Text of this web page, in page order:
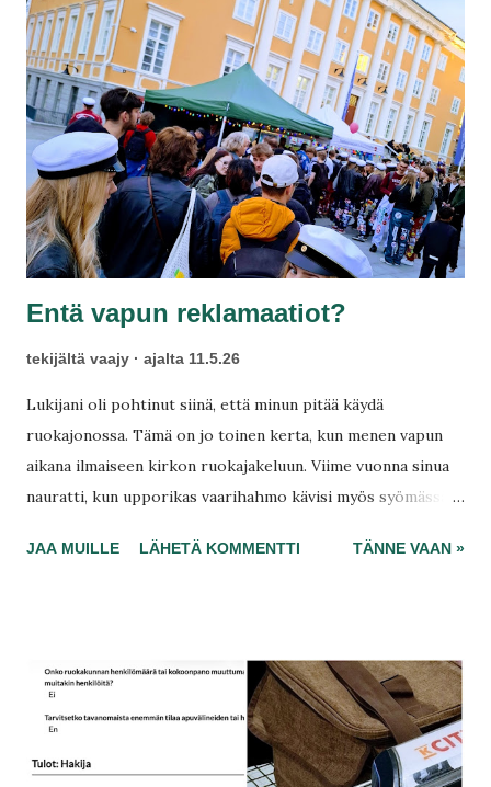
ympäri ja lähde, joo.
Entä vapun reklamaatiot?
tekijältä vaajy ajalta 11.5.26
Lukijani oli pohtinut siinä, että minun pitää käydä
ruokajonossa. Tämä on jo toinen kerta, kun menen vapun
aikana ilmaiseen kirkon ruokajakeluun. Viime vuonna sinua
nauratti, kun upporikas vaarihahmo kävisi myös syömässä!
vuokrattavia asuntoja, mutta kyllä ilmainen ruoka maistui
eläkeläisen sukat kaupastasi .
JAA MUILLE LÄHETÄ KOMMENTTI TÄNNE VAAN »